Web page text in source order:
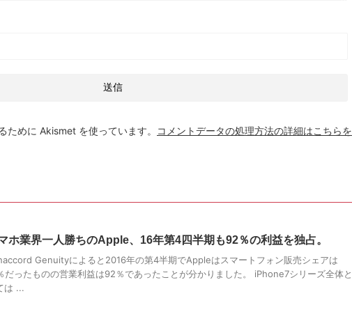
ために Akismet を使っています。
コメントデータの処理方法の詳細はこちらを
ホ業界一人勝ちのApple、16年第4四半期も92％の利益を独占。
Genuityによると2016年の第4半期でAppleはスマートフォン販売シェアは
だったものの営業利益は92％であったことが分かりました。 iPhone7シリーズ全体と
は ...